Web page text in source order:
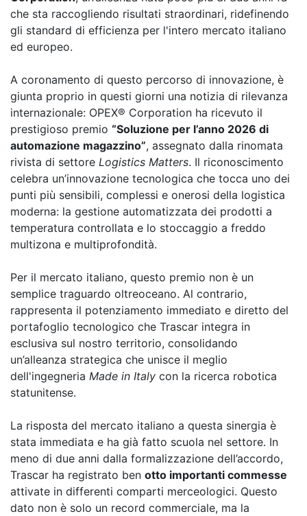
che sta raccogliendo risultati straordinari, ridefinendo
gli standard di efficienza per l'intero mercato italiano
ed europeo.
A coronamento di questo percorso di innovazione, è
giunta proprio in questi giorni una notizia di rilevanza
internazionale: OPEX® Corporation ha ricevuto il
prestigioso premio “Soluzione per l’anno 2026 di
automazione magazzino”, assegnato dalla rinomata
rivista di settore Logistics Matters. Il riconoscimento
celebra un’innovazione tecnologica che tocca uno dei
punti più sensibili, complessi e onerosi della logistica
moderna: la gestione automatizzata dei prodotti a
temperatura controllata e lo stoccaggio a freddo
multizona e multiprofondità.
Per il mercato italiano, questo premio non è un
semplice traguardo oltreoceano. Al contrario,
rappresenta il potenziamento immediato e diretto del
portafoglio tecnologico che Trascar integra in
esclusiva sul nostro territorio, consolidando
un’alleanza strategica che unisce il meglio
dell'ingegneria Made in Italy con la ricerca robotica
statunitense.
La risposta del mercato italiano a questa sinergia è
stata immediata e ha già fatto scuola nel settore. In
meno di due anni dalla formalizzazione dell’accordo,
Trascar ha registrato ben otto importanti commesse
attivate in differenti comparti merceologici. Questo
dato non è solo un record commerciale, ma la